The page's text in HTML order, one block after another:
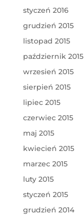
styczeń 2016
grudzień 2015
listopad 2015
październik 2015
wrzesień 2015
sierpień 2015
lipiec 2015
czerwiec 2015
maj 2015
kwiecień 2015
marzec 2015
luty 2015
styczeń 2015
grudzień 2014